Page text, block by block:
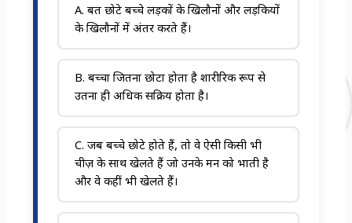
A. बहुत छोटे बच्चे लड़कों के खिलौनों और लड़कियों
के खिलौनों में अंतर करते हैं।
B. बच्चा जितना छोटा होता है शारीरिक रूप से
उतना ही अधिक सक्रिय होता है।
C. जब बच्चे छोटे होते हैं, तो वे ऐसी किसी भी
चीज़ के साथ खेलते हैं जो उनके मन को भाती है
और वे कहीं भी खेलते हैं।